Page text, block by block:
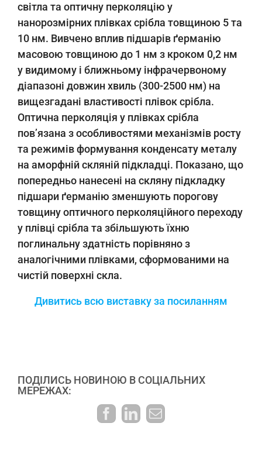
світла та оптичну перколяцію у
нанорозмірних плівках срібла товщиною 5 та
10 нм. Вивчено вплив підшарів ґерманію
масовою товщиною до 1 нм з кроком 0,2 нм
у видимому і ближньому інфрачервоному
діапазоні довжин хвиль (300-2500 нм) на
вищезгадані властивості плівок срібла.
Оптична перколяція у плівках срібла
пов’язана з особливостями механізмів росту
та режимів формування конденсату металу
на аморфній скляній підкладці. Показано, що
попередньо нанесені на скляну підкладку
підшари ґерманію зменшують порогову
товщину оптичного перколяційного переходу
у плівці срібла та збільшують їхню
поглинальну здатність порівняно з
аналогічними плівками, сформованими на
чистій поверхні скла.
Дивитись всю виставку за посиланням
ПОДІЛИСЬ НОВИНОЮ В СОЦІАЛЬНИХ
МЕРЕЖАХ:
Facebook
LinkedIn
E-
mail: